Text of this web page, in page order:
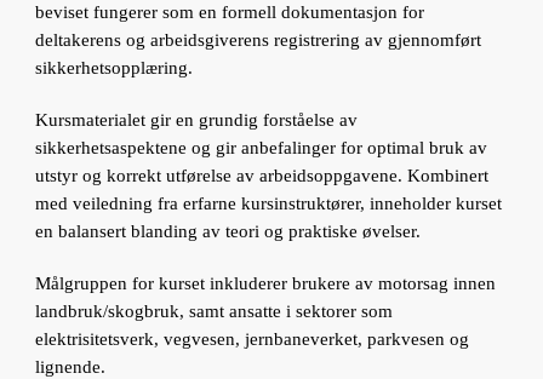
beviset fungerer som en formell dokumentasjon for
deltakerens og arbeidsgiverens registrering av gjennomført
sikkerhetsopplæring.
Kursmaterialet gir en grundig forståelse av
sikkerhetsaspektene og gir anbefalinger for optimal bruk av
utstyr og korrekt utførelse av arbeidsoppgavene. Kombinert
med veiledning fra erfarne kursinstruktører, inneholder kurset
en balansert blanding av teori og praktiske øvelser.
Målgruppen for kurset inkluderer brukere av motorsag innen
landbruk/skogbruk, samt ansatte i sektorer som
elektrisitetsverk, vegvesen, jernbaneverket, parkvesen og
lignende.